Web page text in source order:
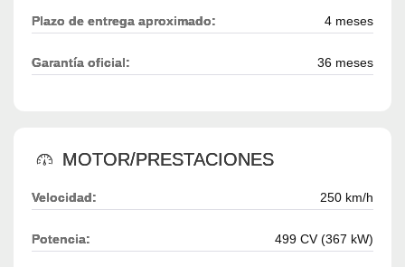
Plazo de entrega aproximado: 4 meses
Garantía oficial: 36 meses
MOTOR/PRESTACIONES
Velocidad: 250 km/h
Potencia: 499 CV (367 kW)